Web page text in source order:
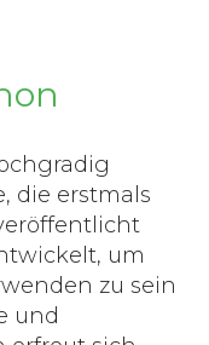
die erstmals
um
zu sein
und